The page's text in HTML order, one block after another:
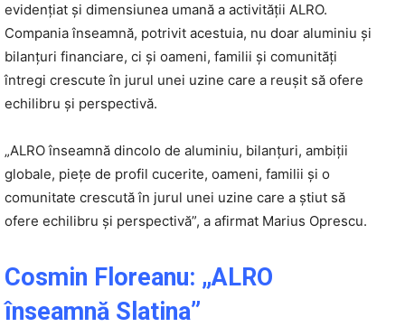
evidențiat și dimensiunea umană a activității ALRO.
Compania înseamnă, potrivit acestuia, nu doar aluminiu și
bilanțuri financiare, ci și oameni, familii și comunități
întregi crescute în jurul unei uzine care a reușit să ofere
echilibru și perspectivă.
„ALRO înseamnă dincolo de aluminiu, bilanțuri, ambiții
globale, piețe de profil cucerite, oameni, familii și o
comunitate crescută în jurul unei uzine care a știut să
ofere echilibru și perspectivă”, a afirmat Marius Oprescu.
Cosmin Floreanu: „ALRO
înseamnă Slatina”